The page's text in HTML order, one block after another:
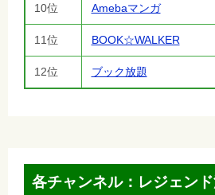
10位 Amebaマンガ
11位 BOOK☆WALKER
12位 ブック放題
各チャンネル：レジェン